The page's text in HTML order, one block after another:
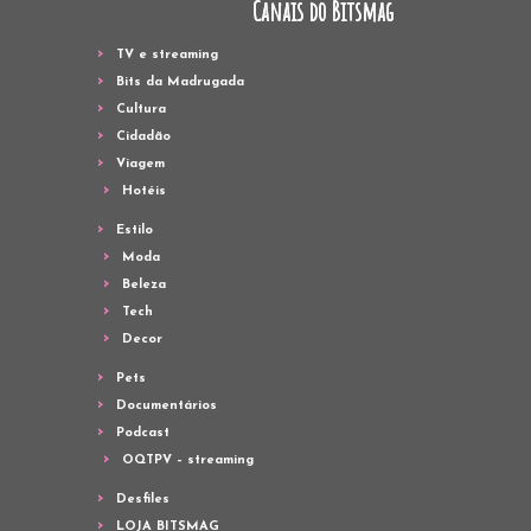
Canais do Bitsmag
TV e streaming
Bits da Madrugada
Cultura
Cidadão
Viagem
Hotéis
Estilo
Moda
Beleza
Tech
Decor
Pets
Documentários
Podcast
OQTPV – streaming
Desfiles
LOJA BITSMAG